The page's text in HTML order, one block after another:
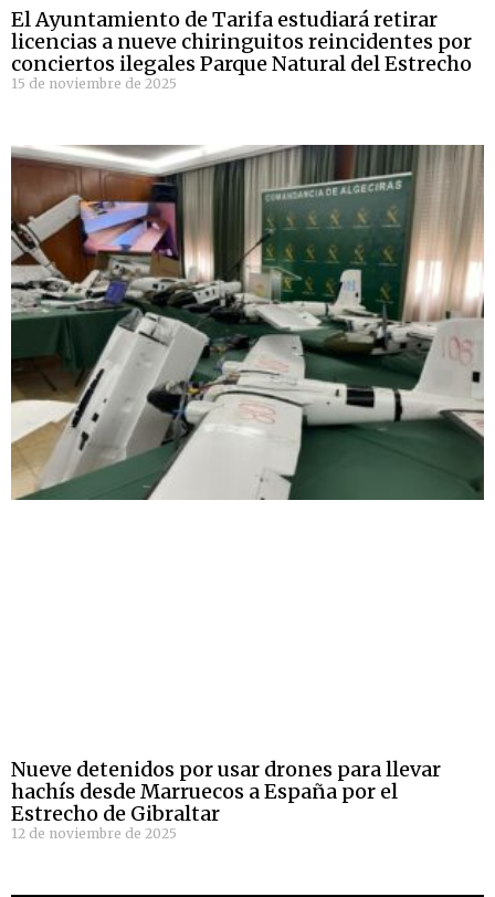
El Ayuntamiento de Tarifa estudiará retirar
licencias a nueve chiringuitos reincidentes por
conciertos ilegales Parque Natural del Estrecho
15 de noviembre de 2025
Nueve detenidos por usar drones para llevar
hachís desde Marruecos a España por el
Estrecho de Gibraltar
12 de noviembre de 2025